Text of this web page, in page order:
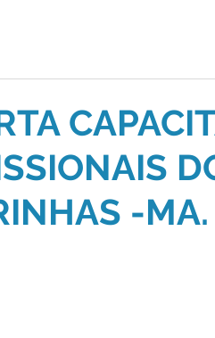
-MA.